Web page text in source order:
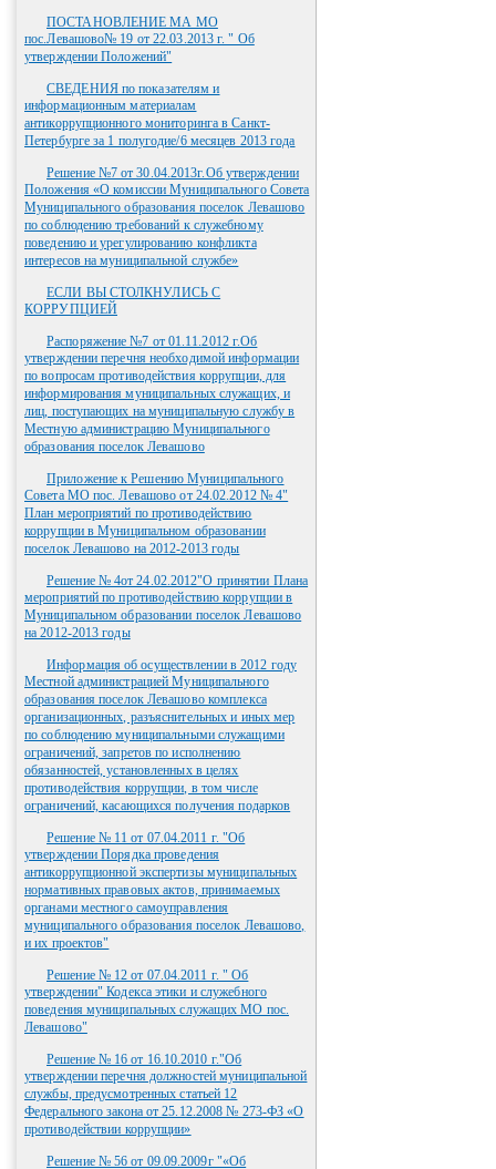
ПОСТАНОВЛЕНИЕ МА МО
пос.Левашово№ 19 от 22.03.2013 г. " Об
утверждении Положений"
СВЕДЕНИЯ по показателям и
информационным материалам
антикоррупционного мониторинга в Санкт-
Петербурге за 1 полугодие/6 месяцев 2013 года
Решение №7 от 30.04.2013г.Об утверждении
Положения «О комиссии Муниципального Совета
Муниципального образования поселок Левашово
по соблюдению требований к служебному
поведению и урегулированию конфликта
интересов на муниципальной службе»
ЕСЛИ ВЫ СТОЛКНУЛИСЬ С
КОРРУПЦИЕЙ
Распоряжение №7 от 01.11.2012 г.Об
утверждении перечня необходимой информации
по вопросам противодействия коррупции, для
информирования муниципальных служащих, и
лиц, поступающих на муниципальную службу в
Местную администрацию Муниципального
образования поселок Левашово
Приложение к Решению Муниципального
Совета МО пос. Левашово от 24.02.2012 № 4"
План мероприятий по противодействию
коррупции в Муниципальном образовании
поселок Левашово на 2012-2013 годы
Решение № 4от 24.02.2012"О принятии Плана
мероприятий по противодействию коррупции в
Муниципальном образовании поселок Левашово
на 2012-2013 годы
Информация об осуществлении в 2012 году
Местной администрацией Муниципального
образования поселок Левашово комплекса
организационных, разъяснительных и иных мер
по соблюдению муниципальными служащими
ограничений, запретов по исполнению
обязанностей, установленных в целях
противодействия коррупции, в том числе
ограничений, касающихся получения подарков
Решение № 11 от 07.04.2011 г. "Об
утверждении Порядка проведения
антикоррупционной экспертизы муниципальных
нормативных правовых актов, принимаемых
органами местного самоуправления
муниципального образования поселок Левашово,
и их проектов"
Решение № 12 от 07.04.2011 г. " Об
утверждении" Кодекса этики и служебного
поведения муниципальных служащих МО пос.
Левашово"
Решение № 16 от 16.10.2010 г."Об
утверждении перечня должностей муниципальной
службы, предусмотренных статьей 12
Федерального закона от 25.12.2008 № 273-ФЗ «О
противодействии коррупции»
Решение № 56 от 09.09.2009г "«Об